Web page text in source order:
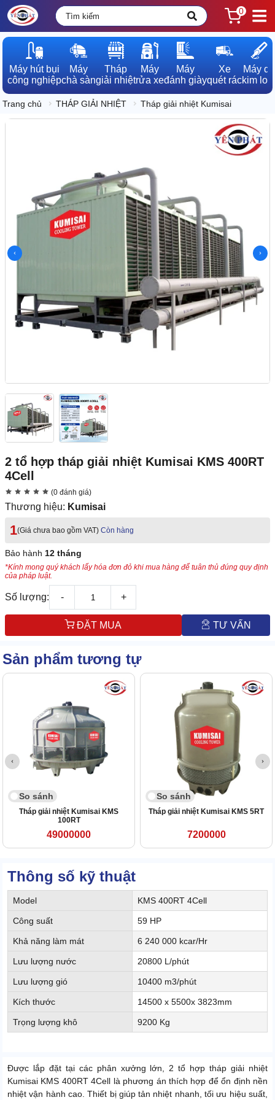
0
Máy hút bụi
công nghiệp
Máy
chà sàn
Tháp
giải nhiệt
Máy
rửa xe
Máy
đánh giày
Xe
quét rác
Máy dò
kim loại
Trang chủ THÁP GIẢI NHIỆT Tháp giải nhiệt Kumisai
2 tổ hợp tháp giải nhiệt Kumisai KMS 400RT
4Cell
(0 đánh giá)
Thương hiệu: Kumisai
1(Giá chưa bao gồm VAT) Còn hàng
Bảo hành 12 tháng
*Kính mong quý khách lấy hóa đơn đỏ khi mua hàng để tuân thủ đúng quy định
của pháp luật.
Số lượng: - +
ĐẶT MUA TƯ VẤN
Sản phẩm tương tự
So sánh
Tháp giải nhiệt Kumisai KMS
100RT
49000000
So sánh
Tháp giải nhiệt Kumisai KMS 5RT
7200000
Thông số kỹ thuật
Model KMS 400RT 4Cell
Công suất 59 HP
Khả năng làm mát 6 240 000 kcar/Hr
Lưu lượng nước 20800 L/phút
Lưu lượng gió 10400 m3/phút
Kích thước 14500 x 5500x 3823mm
Trọng lượng khô 9200 Kg
Được lắp đặt tại các phân xưởng lớn, 2 tổ hợp tháp giải nhiệt
Kumisai KMS 400RT 4Cell là phương án thích hợp để ổn định nền
nhiệt vận hành cao. Thiết bị giúp tản nhiệt nhanh, tối ưu hiệu suất,